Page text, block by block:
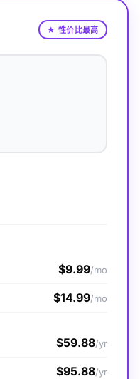
★ 性价比最高
$9.99/mo
$14.99/mo
$59.88/yr
$95.88/yr